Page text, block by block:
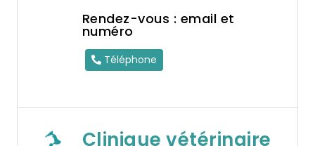
Rendez-vous : email et
numéro
Téléphone
Clinique vétérinaire